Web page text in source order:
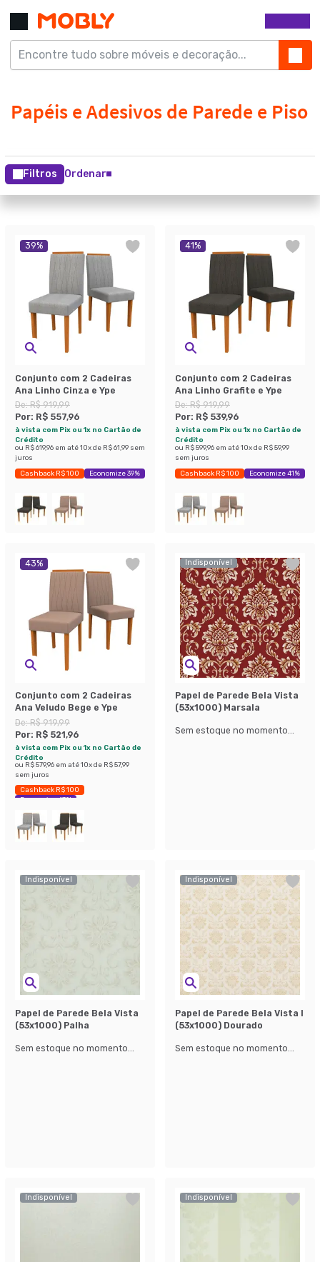
Filtros Ordenar
39%
Conjunto com 2 Cadeiras
Ana Linho Cinza e Ype
De:R$ 919,99
Por: R$ 557,96
à vista com Pix ou 1x no Cartão de
Crédito
ou R$ 619,96 em até10x de R$ 61,99 sem
juros
Cashback R$ 100 Economize 39%
41%
Conjunto com 2 Cadeiras
Ana Linho Grafite e Ype
De:R$ 919,99
Por: R$ 539,96
à vista com Pix ou 1x no Cartão de
Crédito
ou R$ 599,96 em até10x de R$ 59,99
sem juros
Cashback R$ 100 Economize 41%
43%
Conjunto com 2 Cadeiras
Ana Veludo Bege e Ype
De:R$ 919,99
Por: R$ 521,96
à vista com Pix ou 1x no Cartão de
Crédito
ou R$ 579,96 em até10x de R$ 57,99
sem juros
Cashback R$ 100
Economize 43%
Indisponível
Papel de Parede Bela Vista
(53x1000) Marsala
Sem estoque no momento...
Indisponível
Papel de Parede Bela Vista
(53x1000) Palha
Sem estoque no momento...
Indisponível
Papel de Parede Bela Vista l
(53x1000) Dourado
Sem estoque no momento...
Indisponível Indisponível